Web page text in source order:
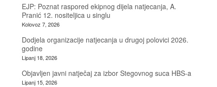
EJP: Poznat raspored ekipnog dijela natjecanja, A.
Pranić 12. nositeljica u singlu
Kolovoz 7, 2026
Dodjela organizacije natjecanja u drugoj polovici 2026.
godine
Lipanj 18, 2026
Objavljen javni natječaj za izbor Stegovnog suca HBS-a
Lipanj 15, 2026